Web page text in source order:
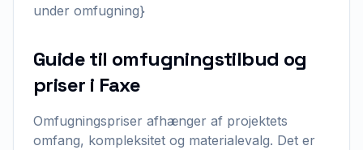
under omfugning}
Guide til omfugningstilbud og
priser i Faxe
Omfugningspriser afhænger af projektets
omfang, kompleksitet og materialevalg. Det er